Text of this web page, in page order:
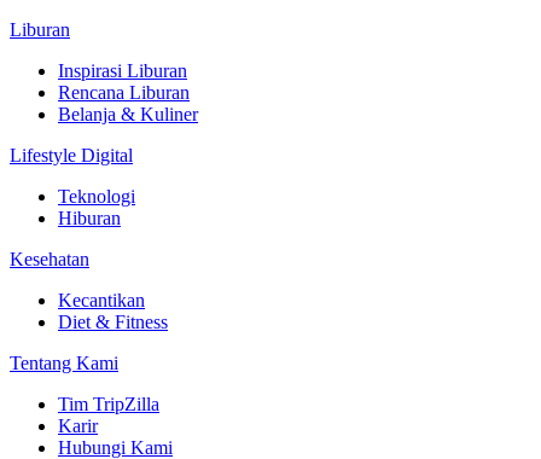
Liburan
Inspirasi Liburan
Rencana Liburan
Belanja & Kuliner
Lifestyle Digital
Teknologi
Hiburan
Kesehatan
Kecantikan
Diet & Fitness
Tentang Kami
Tim TripZilla
Karir
Hubungi Kami